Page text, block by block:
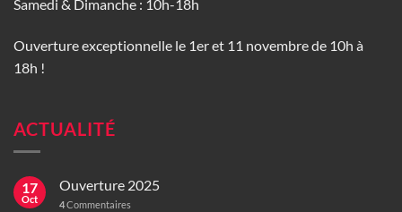
Samedi & Dimanche : 10h-18h
Ouverture exceptionnelle le 1er et 11 novembre de 10h à
18h !
ACTUALITÉ
17
Oct
Ouverture 2025
4Commentaires